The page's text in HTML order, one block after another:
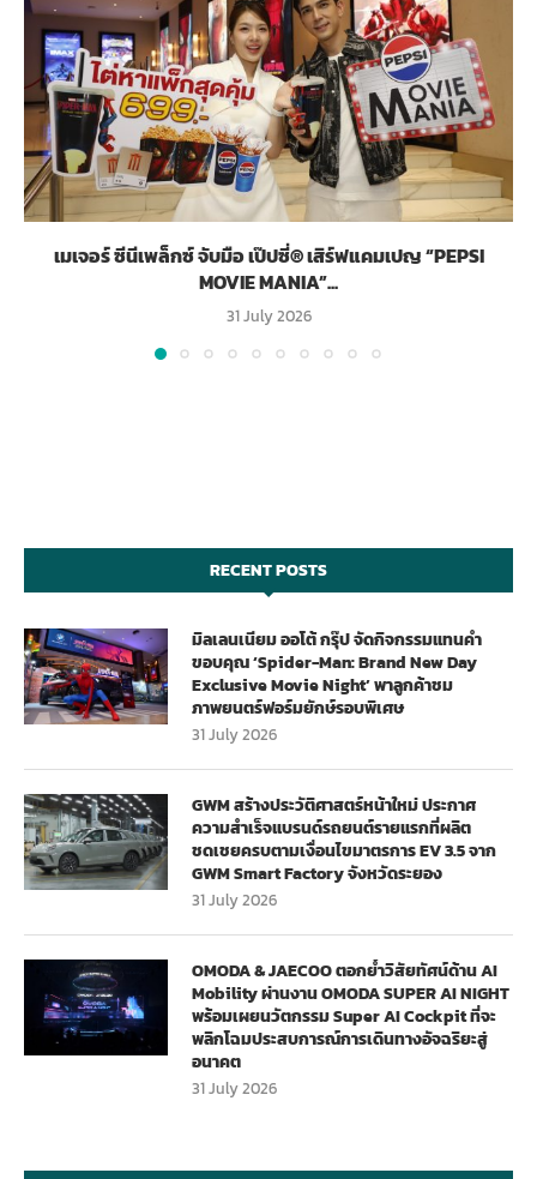
เมเจอร์ ซีนีเพล็กซ์ จับมือ เป๊ปซี่® เสิร์ฟแคมเปญ “PEPSI
MOVIE MANIA”...
31 July 2026
RECENT POSTS
มิลเลนเนียม ออโต้ กรุ๊ป จัดกิจกรรมแทนคำ
ขอบคุณ ‘Spider-Man: Brand New Day
Exclusive Movie Night’ พาลูกค้าชม
ภาพยนตร์ฟอร์มยักษ์รอบพิเศษ
31 July 2026
GWM สร้างประวัติศาสตร์หน้าใหม่ ประกาศ
ความสำเร็จแบรนด์รถยนต์รายแรกที่ผลิต
ชดเชยครบตามเงื่อนไขมาตรการ EV 3.5 จาก
GWM Smart Factory จังหวัดระยอง
31 July 2026
OMODA & JAECOO ตอกย้ำวิสัยทัศน์ด้าน AI
Mobility ผ่านงาน OMODA SUPER AI NIGHT
พร้อมเผยนวัตกรรม Super AI Cockpit ที่จะ
พลิกโฉมประสบการณ์การเดินทางอัจฉริยะสู่
อนาคต
31 July 2026